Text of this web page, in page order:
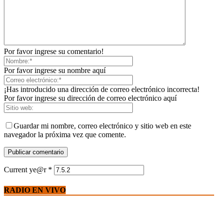
Por favor ingrese su comentario!
Por favor ingrese su nombre aquí
¡Has introducido una dirección de correo electrónico incorrecta!
Por favor ingrese su dirección de correo electrónico aquí
Guardar mi nombre, correo electrónico y sitio web en este
navegador la próxima vez que comente.
Current ye@r *
RADIO EN VIVO